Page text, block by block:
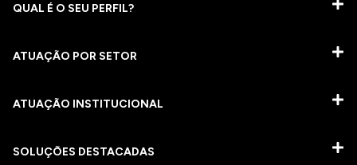
QUAL É O SEU PERFIL?
ATUAÇÃO POR SETOR
ATUAÇÃO INSTITUCIONAL
SOLUÇÕES DESTACADAS